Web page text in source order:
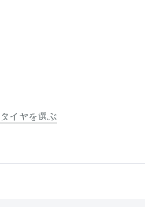
タイヤを選ぶ